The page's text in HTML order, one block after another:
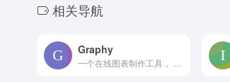
相关导航
Graphy